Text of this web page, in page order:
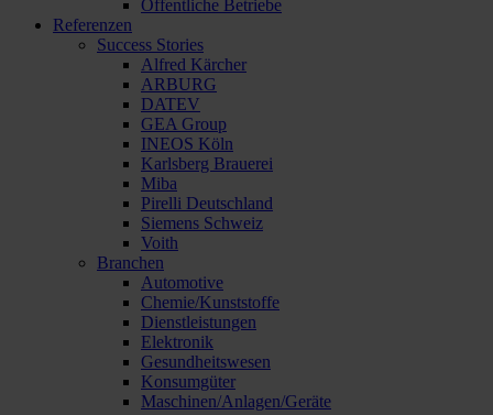
Öffentliche Betriebe
Referenzen
Success Stories
Alfred Kärcher
ARBURG
DATEV
GEA Group
INEOS Köln
Karlsberg Brauerei
Miba
Pirelli Deutschland
Siemens Schweiz
Voith
Branchen
Automotive
Chemie/Kunststoffe
Dienstleistungen
Elektronik
Gesundheitswesen
Konsumgüter
Maschinen/Anlagen/Geräte